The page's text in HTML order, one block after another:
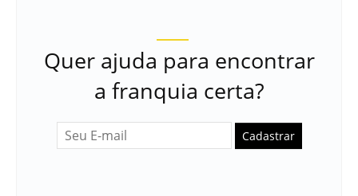
Quer ajuda para encontrar
a franquia certa?
Cadastrar